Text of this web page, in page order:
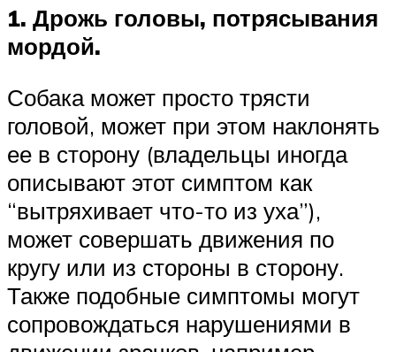
1. Дрожь головы, потрясывания
мордой.
Собака может просто трясти
головой, может при этом наклонять
ее в сторону (владельцы иногда
описывают этот симптом как
“вытряхивает что-то из уха”),
может совершать движения по
кругу или из стороны в сторону.
Также подобные симптомы могут
сопровождаться нарушениями в